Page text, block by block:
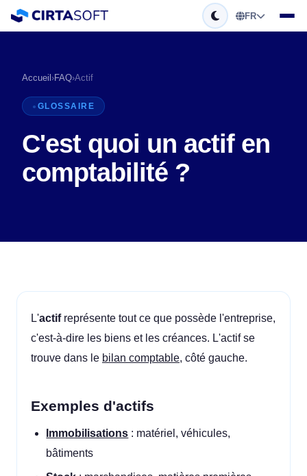
FR
Accueil ›FAQ›Actif
GLOSSAIRE
C'est quoi un actif en
comptabilité ?
L'actifreprésente tout ce que possède l'entreprise,
c'est-à-dire les biens et les créances. L'actif se
trouve dans le bilan comptable, côté gauche.
Exemples d'actifs
Immobilisations : matériel, véhicules,
bâtiments